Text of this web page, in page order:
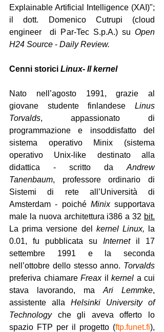
Explainable Artificial Intelligence (XAI)";
il dott. Domenico Cutrupi (cloud
engineer  di Par-Tec S.p.A.) su Open
H24 Source - Daily Review.
Cenni storici Linux- Il kernel
Nato nell’agosto 1991, grazie al
giovane studente finlandese Linus
Torvalds, appassionato di
programmazione e insoddisfatto del
sistema operativo Minix (sistema
operativo Unix-like destinato alla
didattica - scritto da Andrew
Tanenbaum, professore ordinario di
Sistemi di rete all’Università di
Amsterdam - poiché Minix supportava
male la nuova architettura i386 a 32 bit.
La prima versione del kernel Linux, la
0.01, fu pubblicata su Internet il 17
settembre 1991 e la seconda
nell’ottobre dello stesso anno. Torvalds
preferiva chiamare Freax il kernel a cui
stava lavorando, ma Ari Lemmke,
assistente alla Helsinki University of
Technology che gli aveva offerto lo
spazio FTP per il progetto (ftp.funet.fi),